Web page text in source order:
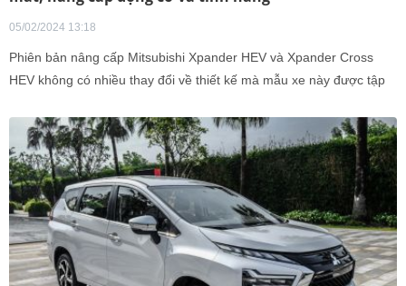
05/02/2024 13:18
Phiên bản nâng cấp Mitsubishi Xpander HEV và Xpander Cross
HEV không có nhiều thay đổi về thiết kế mà mẫu xe này được tập